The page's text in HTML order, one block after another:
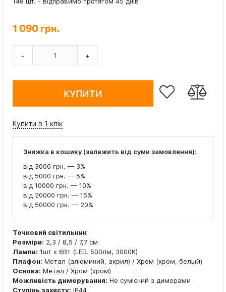
1 090 грн.
- +
КУПИТИ
Купити в 1 клік
Знижка в кошику (залежить від суми замовлення):
від 3000 грн. — 3%
від 5000 грн. — 5%
від 10000 грн. — 10%
від 20000 грн. — 15%
від 50000 грн. — 20%
Точковий світильник
Розміри: 2,3 / 8,5 / 7,7 см
Лампи: 1шт x 6Вт (LED, 500лм, 3000K)
Плафон: Метал (алюминий, акрил) / Хром (хром, белый)
Основа: Метал / Хром (хром)
Можливість димерування: Не сумісний з димерами
Ступінь захисту: IP44